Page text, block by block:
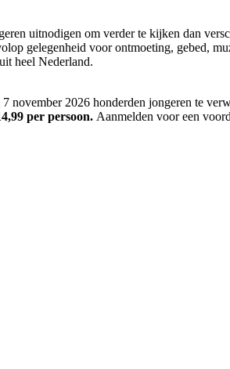
uitnodigen om verder te kijken dan
gelegenheid voor ontmoeting, gebed,
heel Nederland.
november 2026 honderden jongeren te
per persoon. Aanmelden voor een